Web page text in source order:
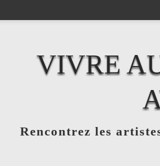
VIVRE
Rencontrez les